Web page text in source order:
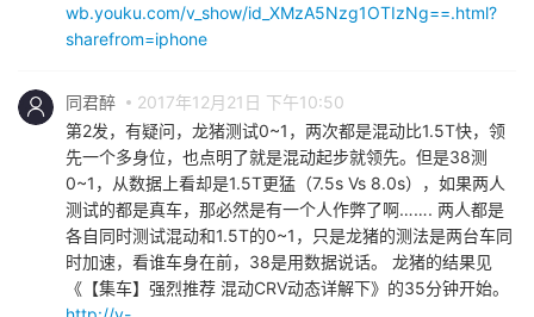
wb.youku.com/v_show/id_XMzA5Nzg1OTIzNg==.html?
sharefrom=iphone
同君醉
2017年12月21日 下午10:50
第2发，有疑问，龙猪测试0~1，两次都是混动比1.5T快，领
先一个多身位，也点明了就是混动起步就领先。但是38测
0~1，从数据上看却是1.5T更猛（7.5s Vs 8.0s），如果两人
测试的都是真车，那必然是有一个人作弊了啊……. 两人都是
各自同时测试混动和1.5T的0~1，只是龙猪的测法是两台车同
时加速，看谁车身在前，38是用数据说话。 龙猪的结果见
《【集车】强烈推荐 混动CRV动态详解下》的35分钟开始。